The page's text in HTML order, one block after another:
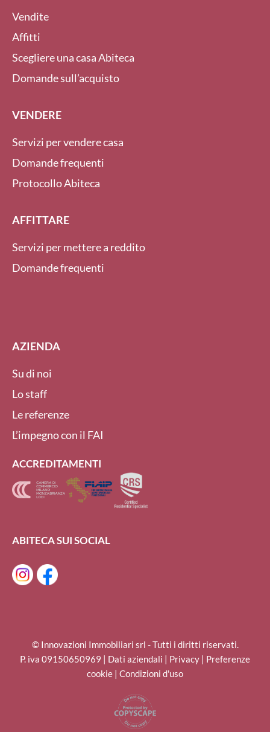
Vendite
Affitti
Scegliere una casa Abiteca
Domande sull’acquisto
VENDERE
Servizi per vendere casa
Domande frequenti
Protocollo Abiteca
AFFITTARE
Servizi per mettere a reddito
Domande frequenti
AZIENDA
Su di noi
Lo staff
Le referenze
L’impegno con il FAI
ACCREDITAMENTI
ABITECA SUI SOCIAL
© Innovazioni Immobiliari srl - Tutti i diritti riservati.
P. iva 09150650969 | Dati aziendali | Privacy | Preferenze
cookie | Condizioni d'uso